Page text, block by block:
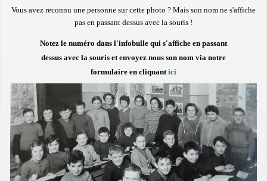
Vous avez reconnu une personne sur cette photo ? Mais son nom ne s'affiche
pas en passant dessus avec la souris !
Notez le numéro dans l'infobulle qui s'affiche en passant
dessus avec la souris et envoyez nous son nom via notre
formulaire en cliquantici